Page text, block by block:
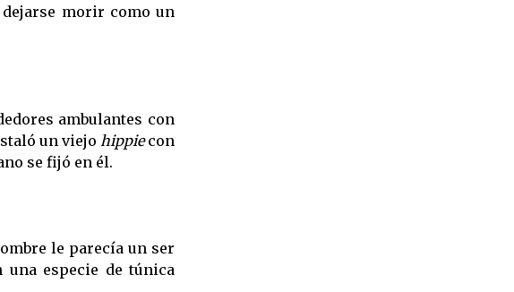
morir como un
ambulantes con
un viejo hippiecon
se fijó en él.
le parecía un ser
especie de túnica